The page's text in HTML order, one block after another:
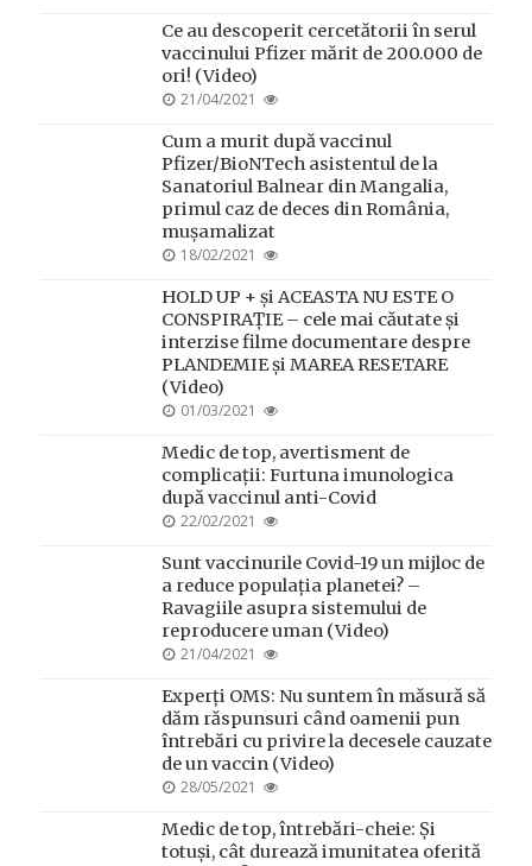
Ce au descoperit cercetătorii în serul
vaccinului Pfizer mărit de 200.000 de
ori! (Video)
POSTED
21/04/2021
Cum a murit după vaccinul
Pfizer/BioNTech asistentul de la
Sanatoriul Balnear din Mangalia,
primul caz de deces din România,
mușamalizat
POSTED
18/02/2021
HOLD UP + și ACEASTA NU ESTE O
CONSPIRAȚIE – cele mai căutate și
interzise filme documentare despre
PLANDEMIE și MAREA RESETARE
(Video)
POSTED
01/03/2021
Medic de top, avertisment de
complicații: Furtuna imunologica
după vaccinul anti-Covid
POSTED
22/02/2021
Sunt vaccinurile Covid-19 un mijloc de
a reduce populația planetei? –
Ravagiile asupra sistemului de
reproducere uman (Video)
POSTED
21/04/2021
Experți OMS: Nu suntem în măsură să
dăm răspunsuri când oamenii pun
întrebări cu privire la decesele cauzate
de un vaccin (Video)
POSTED
28/05/2021
Medic de top, întrebări-cheie: Și
totuși, cât durează imunitatea oferită